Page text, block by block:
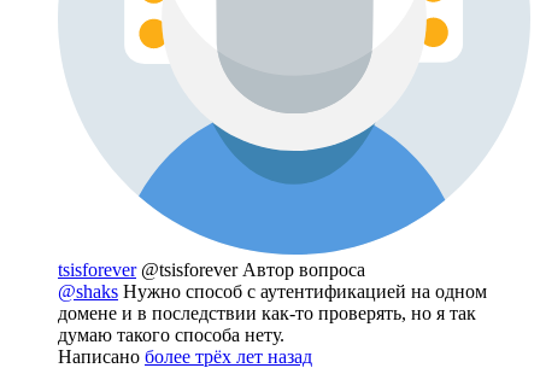
tsisforever @tsisforever Автор вопроса
@shaks Нужно способ с аутентификацией на одном
домене и в последствии как-то проверять, но я так
думаю такого способа нету.
Написано более трёх лет назад